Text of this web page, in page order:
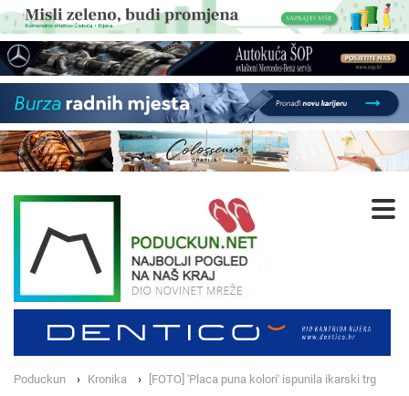
Poduckun Kronika
[FOTO] 'Placa puna kolori' ispunila ikarski trg